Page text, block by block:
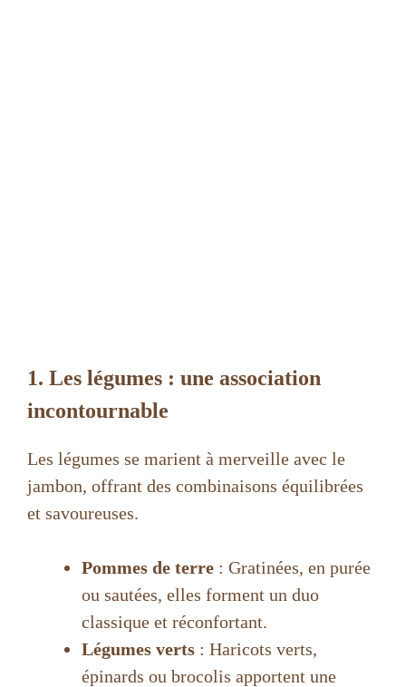
1. Les légumes : une association
incontournable
Les légumes se marient à merveille avec le
jambon, offrant des combinaisons équilibrées
et savoureuses.
Pommes de terre : Gratinées, en purée
ou sautées, elles forment un duo
classique et réconfortant.
Légumes verts : Haricots verts,
épinards ou brocolis apportent une